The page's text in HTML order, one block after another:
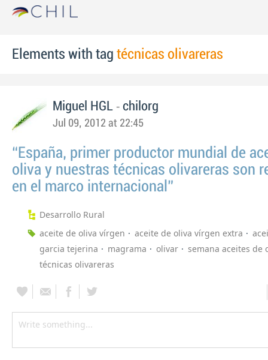
Elements with tag técnicas olivareras
Miguel HGL - chilorg
Jul 09, 2012 at 22:45
“España, primer productor mundial de
oliva y nuestras técnicas olivareras son
en el marco internacional”
Desarrollo Rural
aceite de oliva vírgen
aceite de oliva vírgen extra
garcia tejerina
magrama olivar
semana aceites de
técnicas olivareras